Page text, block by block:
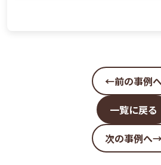
←前の事例
次の事例へ
一覧に戻る